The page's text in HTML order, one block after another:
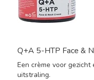
Q+A 5-HTP Face &
Een crème voor
uitstraling.